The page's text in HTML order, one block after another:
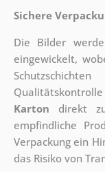
Sichere
Die Bilder
eingewickelt,
Karton direkt
empfindliche
Verpackung ein
das Risiko von